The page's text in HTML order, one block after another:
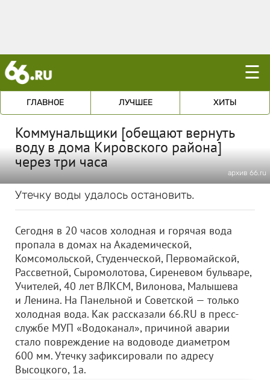
☰
ГЛАВНОЕ ЛУЧШЕЕ ХИТЫ
Коммунальщики [обещают вернуть
воду в дома Кировского района]
через три часа
архив 66.ru
Утечку воды удалось остановить.
Сегодня в 20 часов холодная и горячая вода
пропала в домах на Академической,
Комсомольской, Студенческой, Первомайской,
Рассветной, Сыромолотова, Сиреневом бульваре,
Учителей, 40 лет ВЛКСМ, Вилонова, Малышева
и Ленина. На Панельной и Советской — только
холодная вода. Как рассказали 66.RU в пресс-
службе МУП «Водоканал», причиной аварии
стало повреждение на водоводе диаметром
600 мм. Утечку зафиксировали по адресу
Высоцкого, 1а.